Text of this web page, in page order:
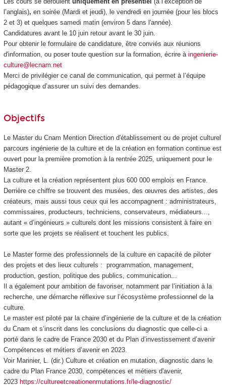
l’anglais), en soirée (Mardi et jeudi), le vendredi en journée (pour les blocs
2 et 3) et quelques samedi matin (environ 5 dans l'année).
Candidatures avant le 10 juin retour avant le 30 juin.
Pour obtenir le formulaire de candidature, être conviés aux réunions
d'information, ou poser toute question sur la formation, écrire à ingenierie-
culture@lecnam.net
Merci de privilégier ce canal de communication, qui permet à l’équipe
pédagogique d’assurer un suivi des demandes.
Objectifs
Le Master du Cnam Mention Direction d'établissement ou de projet culturel
parcours ingénierie de la culture et de la création en formation continue est
ouvert pour la première promotion à la rentrée 2025, uniquement pour le
Master 2.
La culture et la création représentent plus 600 000 emplois en France.
Derrière ce chiffre se trouvent des musées, des œuvres des artistes, des
créateurs, mais aussi tous ceux qui les accompagnent : administrateurs,
commissaires, producteurs, techniciens, conservateurs, médiateurs...,
autant « d’ingénieurs » culturels dont les missions consistent à faire en
sorte que les projets se réalisent et touchent les publics.
Le Master forme des professionnels de la culture en capacité de piloter
des projets et des lieux culturels : programmation, management,
production, gestion, politique des publics, communication...
Il a également pour ambition de favoriser, notamment par l’initiation à la
recherche, une démarche réflexive sur l’écosystème professionnel de la
culture.
Le master est piloté par la chaire d’ingénierie de la culture et de la création
du Cnam et s’inscrit dans les conclusions du diagnostic que celle-ci a
porté dans le cadre de France 2030 et du Plan d’investissement d’avenir
Compétences et métiers d’avenir en 2023.
Voir Marinier, L. (dir.) Culture et création en mutation, diagnostic dans le
cadre du Plan France 2030, compétences et métiers d'avenir,
2023 https://cultureetcreationenmutations.fr/le-diagnostic/